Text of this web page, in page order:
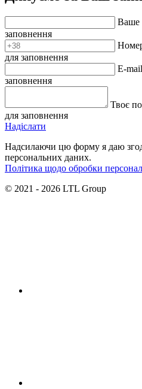
Ваше
заповнення
для заповнення
E-mail
заповнення
Твоє
для заповнення
Надiслати
Надсилаючи цю форму я даю
персональних даних.
Політика щодо обробки
© 2021 - 2026 LTL Group